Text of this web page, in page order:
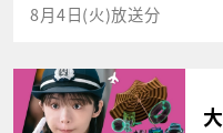
8月4日(火)放送分